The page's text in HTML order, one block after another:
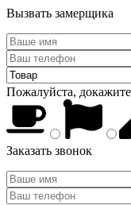
Вызвать замерщика
Пожалуйста,
Заказать звонок